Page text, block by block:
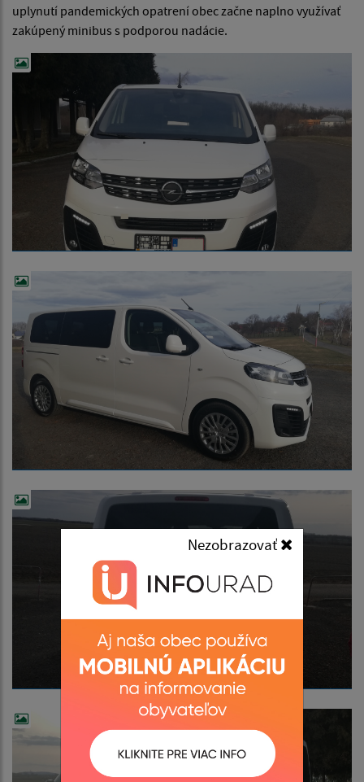
uplynutí pandemických opatrení obec začne naplno využívať
zakúpený minibus s podporou nadácie.
Nezobrazovať